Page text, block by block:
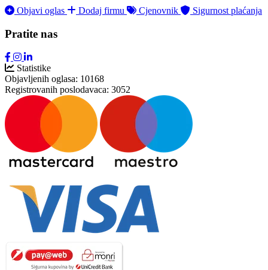
Objavi oglas Dodaj firmu Cjenovnik Sigurnost plaćanja
Pratite nas
Statistike
Objavljenih oglasa: 10168
Registrovanih poslodavaca: 3052